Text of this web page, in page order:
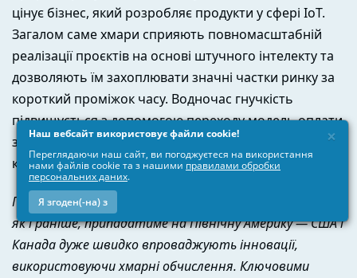
цінує бізнес, який розробляє продукти у сфері IoT.
Загалом саме хмари сприяють повномасштабній
реалізації проєктів на основі штучного інтелекту та
дозволяють їм захоплювати значні частки ринку за
короткий проміжок часу. Водночас гнучкість
підвищується з допомогою переходу модель оплати
за фактом споживання, що вигідно малим і середнім
компаніям.
Географічно значна частка ринку хмарних обчислень,
як і раніше, припадатиме на Північну Америку — США і
Канада дуже швидко впроваджують інновації,
використовуючи хмарні обчислення. Ключовими
×
Наш вебсайт використовує файли cookie!
Переглядаючи наш сайт, ви погоджуєтеся на використання
нами файлів cookie та з нашими правилами обробки
персональних даних.
Я згоден(-на) з